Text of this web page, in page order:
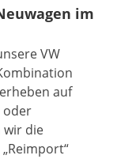
im
VW
auf
oder
wir die